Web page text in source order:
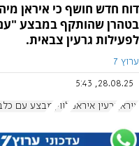
דוח חדש חושף כי איראן
בטהרן שהותקף במבצע
לפעילות גרעין צבאית.
ערוץ 7
28.08.25, 5:43
איראן גרעין איראני לווין מבצע עם